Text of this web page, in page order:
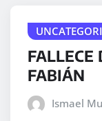
FALLECE
FABIÁN
Ismael